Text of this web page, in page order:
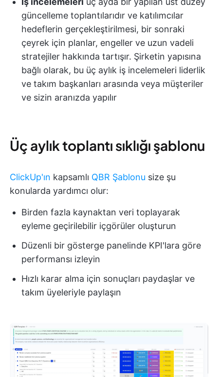
güncelleme toplantılarıdır ve katılımcılar
hedeflerin gerçekleştirilmesi, bir sonraki
çeyrek için planlar, engeller ve uzun vadeli
stratejiler hakkında tartışır. Şirketin yapısına
bağlı olarak, bu üç aylık iş incelemeleri liderlik
ve takım başkanları arasında veya müşteriler
ve sizin aranızda yapılır
Üç aylık toplantı sıklığı şablonu
ClickUp'ın kapsamlı QBR Şablonu size şu
konularda yardımcı olur:
Birden fazla kaynaktan veri toplayarak
eyleme geçirilebilir içgörüler oluşturun
Düzenli bir gösterge panelinde KPI'lara göre
performansı izleyin
Hızlı karar alma için sonuçları paydaşlar ve
takım üyeleriyle paylaşın